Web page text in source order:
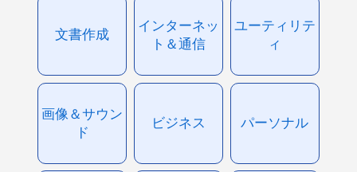
文書作成
インターネッ
ト＆通信
ユーティリテ
ィ
画像＆サウン
ド
ビジネス パーソナル